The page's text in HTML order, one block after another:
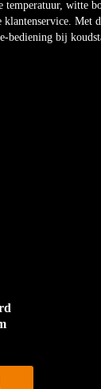
witte
Met
bediening bij